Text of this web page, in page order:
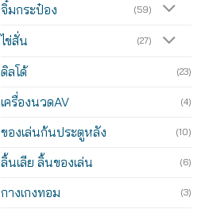
จิ๋มกระป๋อง (59)
ไข่สั่น (27)
ดิลโด้ (23)
เครื่องนวดAV (4)
ของเล่นก้นประตูหลัง (10)
ลิ้นเลีย ลิ้นของเล่น (6)
กางเกงทอม (3)